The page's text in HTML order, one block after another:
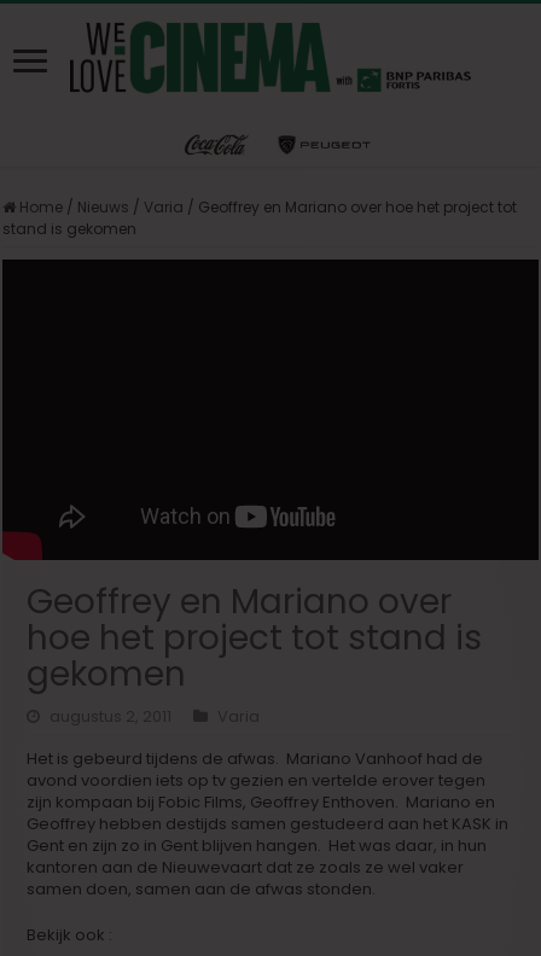
Home / Nieuws / Varia / Geoffrey en Mariano over hoe het project tot
stand is gekomen
Geoffrey en Mariano over
hoe het project tot stand is
gekomen
augustus 2, 2011
Varia
Het is gebeurd tijdens de afwas. Mariano Vanhoof had de
avond voordien iets op tv gezien en vertelde erover tegen
zijn kompaan bij Fobic Films, Geoffrey Enthoven. Mariano en
Geoffrey hebben destijds samen gestudeerd aan het KASK in
Gent en zijn zo in Gent blijven hangen. Het was daar, in hun
kantoren aan de Nieuwevaart dat ze zoals ze wel vaker
samen doen, samen aan de afwas stonden.
Bekijk ook :